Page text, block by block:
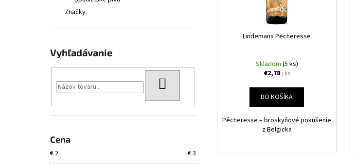
Značky
Vyhľadávanie
Cena
€ 2 €3
Lindemans Pecheresse
Skladom (5 ks)
€2,78/ ks
DO KOŠÍKA
Pêcheresse – broskyňové pokušenie
z Belgicka
€4,45